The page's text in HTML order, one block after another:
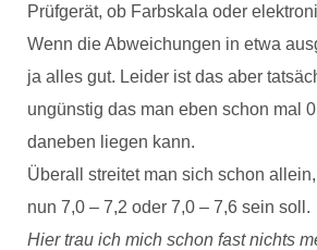
Prüfgerät, ob Farbskala oder
Wenn die Abweichungen in etwa
ja alles gut. Leider ist das aber
ungünstig das man eben schon mal
daneben liegen kann.
Überall streitet man sich schon
nun 7,0 – 7,2 oder 7,0 – 7,6 sein soll.
Hier trau ich mich schon fast nichts